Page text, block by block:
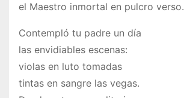
el Maestro inmortal en pulcro verso.
Contempló tu padre un día
las envidiables escenas:
violas en luto tomadas
tintas en sangre las vegas.